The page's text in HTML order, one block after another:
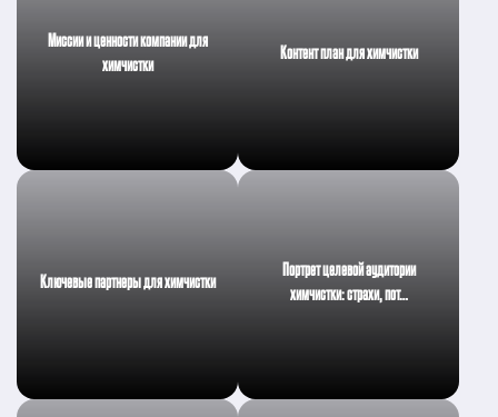
Миссии и ценности компании для
химчистки
Контент план для химчистки
Ключевые партнеры для химчистки
Портрет целевой аудитории
химчистки: страхи, пот…